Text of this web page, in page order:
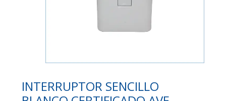
INTERRUPTOR SENCILLO